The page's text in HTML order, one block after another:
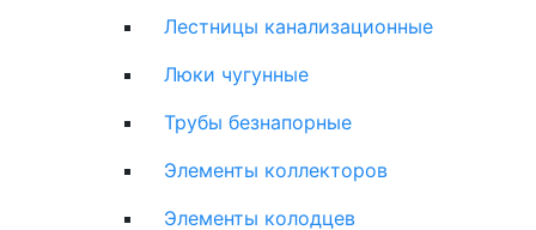
Лестницы канализационные
Люки чугунные
Трубы безнапорные
Элементы коллекторов
Элементы колодцев